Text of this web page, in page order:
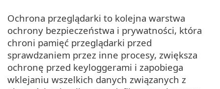
Ochrona przeglądarki to kolejna warstwa
ochrony bezpieczeństwa i prywatności, która
chroni pamięć przeglądarki przed
sprawdzaniem przez inne procesy, zwiększa
ochronę przed keyloggerami i zapobiega
wklejaniu wszelkich danych związanych z